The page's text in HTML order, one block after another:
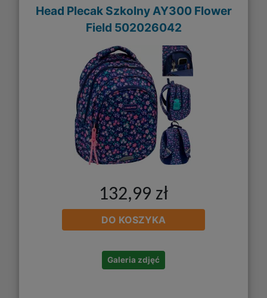
Head Plecak Szkolny AY300 Flower
Field 502026042
132,99 zł
DO KOSZYKA
Galeria zdjęć